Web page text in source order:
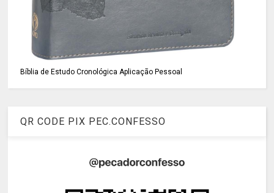
Bíblia de Estudo Cronológica Aplicação Pessoal
QR CODE PIX PEC.CONFESSO